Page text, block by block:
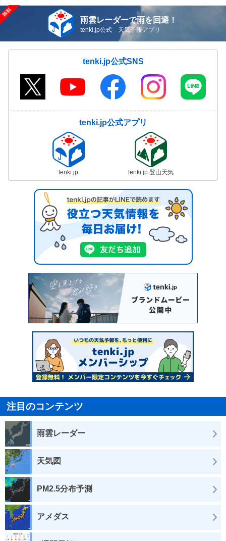
雨雲レーダーで雨を回避！
tenki.jp公式 天気予報アプリ
tenki.jp公式SNS
tenki.jp公式アプリ
tenki.jp tenki.jp 登山天気
注目のコンテンツ
雨雲レーダー
天気図
PM2.5分布予測
アメダス